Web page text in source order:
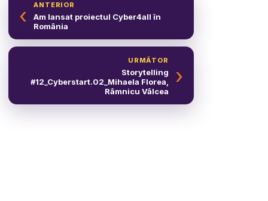
‹ ANTERIOR
Am lansat proiectul Cyber4all în
România
URMĂTOR
Storytelling
#12_Cyberstart.02_Mihaela Florea,
Râmnicu Vâlcea
›